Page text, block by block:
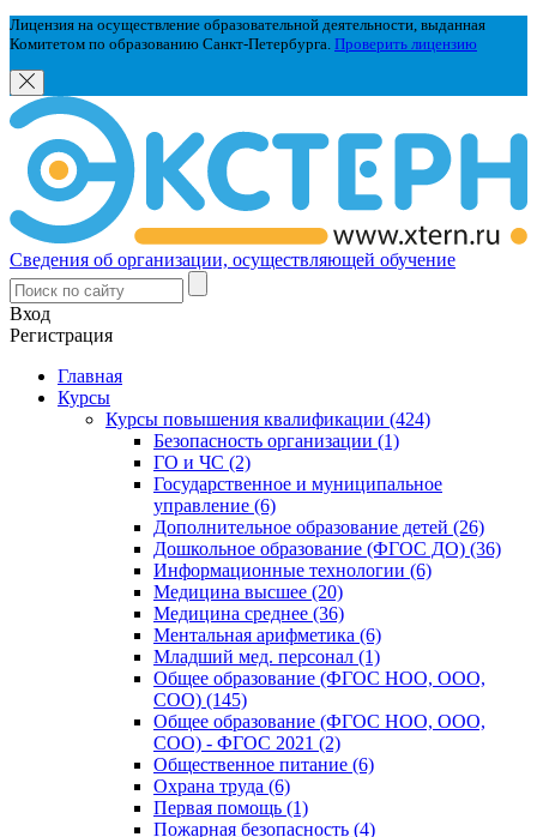
Лицензия на осуществление образовательной деятельности, выданная
Комитетом по образованию Санкт-Петербурга. Проверить лицензию
Сведения об организации, осуществляющей обучение
Вход
Регистрация
Главная
Курсы
Курсы повышения квалификации (424)
Безопасность организации (1)
ГО и ЧС (2)
Государственное и муниципальное
управление (6)
Дополнительное образование детей (26)
Дошкольное образование (ФГОС ДО) (36)
Информационные технологии (6)
Медицина высшее (20)
Медицина среднее (36)
Ментальная арифметика (6)
Младший мед. персонал (1)
Общее образование (ФГОС НОО, ООО,
СОО) (145)
Общее образование (ФГОС НОО, ООО,
СОО) - ФГОС 2021 (2)
Общественное питание (6)
Охрана труда (6)
Первая помощь (1)
Пожарная безопасность (4)